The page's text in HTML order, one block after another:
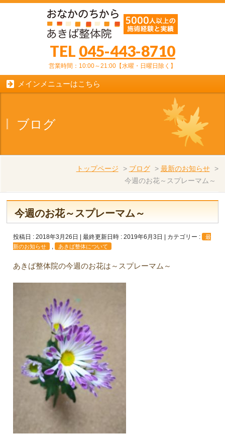
TEL 045-443-8710
営業時間：10:00～21:00【水曜・日曜日除く】
メインメニューはこちら
ブログ
トップページ > ブログ > 最新のお知らせ >
今週のお花～スプレーマム～
今週のお花～スプレーマム～
投稿日 : 2018年3月26日 最終更新日時 : 2019年6月3日 カテゴリー :
最
新のお知らせ
あきば整体について
あきば整体院の今週のお花は～スプレーマム～